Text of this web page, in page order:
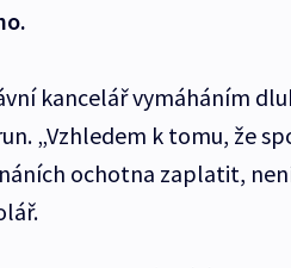
kancelář vymáháním
„Vzhledem k tomu, že
ochotna zaplatit,